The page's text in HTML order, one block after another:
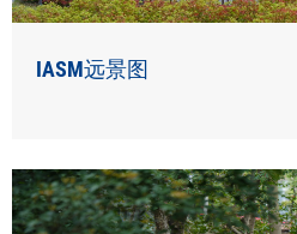
IASM远景图